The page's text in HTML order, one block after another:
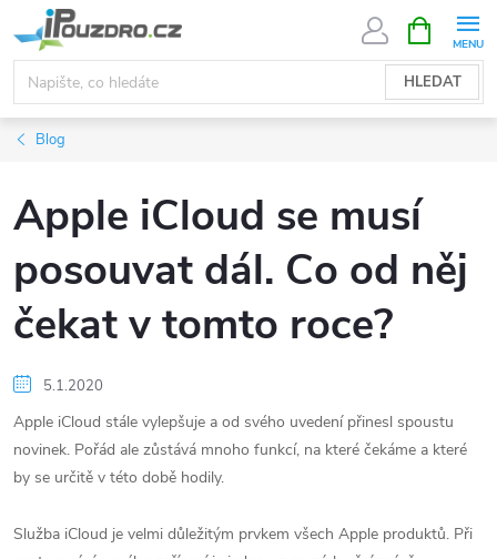
na
obsah
HLEDAT
NÁKUPNÍ
KOŠÍK
Blog
Apple iCloud se musí
posouvat dál. Co od něj
čekat v tomto roce?
5.1.2020
Apple iCloud stále vylepšuje a od svého uvedení přinesl spoustu
novinek. Pořád ale zůstává mnoho funkcí, na které čekáme a které
by se určitě v této době hodily.
Služba iCloud je velmi důležitým prvkem všech Apple produktů. Při